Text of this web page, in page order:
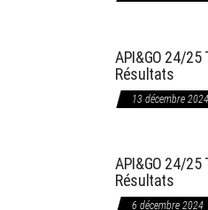
API&GO 24/
Résultats
13 décembre 2024
API&GO 24/
Résultats
6 décembre 2024